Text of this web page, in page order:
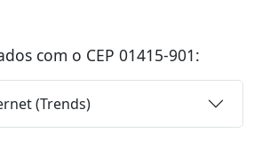
com o CEP 01415-901:
(Trends)